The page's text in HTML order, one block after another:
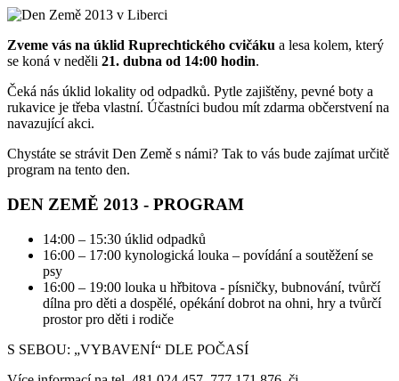
Zveme vás na úklid Ruprechtického cvičáku a lesa kolem, který
se koná v neděli 21. dubna od 14:00 hodin.
Čeká nás úklid lokality od odpadků. Pytle zajištěny, pevné boty a
rukavice je třeba vlastní. Účastníci budou mít zdarma občerstvení na
navazující akci.
Chystáte se strávit Den Země s námi? Tak to vás bude zajímat určitě
program na tento den.
DEN ZEMĚ 2013 - PROGRAM
14:00 – 15:30 úklid odpadků
16:00 – 17:00 kynologická louka – povídání a soutěžení se
psy
16:00 – 19:00 louka u hřbitova - písničky, bubnování, tvůrčí
dílna pro děti a dospělé, opékání dobrot na ohni, hry a tvůrčí
prostor pro děti i rodiče
S SEBOU: „VYBAVENÍ“ DLE POČASÍ